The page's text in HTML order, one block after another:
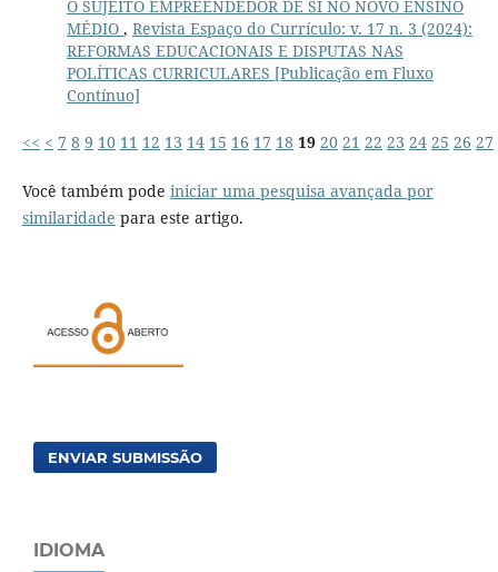
O SUJEITO EMPREENDEDOR DE SI NO NOVO ENSINO
MÉDIO , Revista Espaço do Currículo: v. 17 n. 3 (2024):
REFORMAS EDUCACIONAIS E DISPUTAS NAS
POLÍTICAS CURRICULARES [Publicação em Fluxo
Contínuo]
<< < 7 8 9 10 11 12 13 14 15 16 17 18 19 20 21 22 23 24 25 26 27
Você também pode iniciar uma pesquisa avançada por
similaridade para este artigo.
ENVIAR SUBMISSÃO
IDIOMA